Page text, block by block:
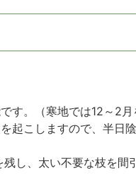
す。（寒地では12～2月
こしますので、半日
し、太い不要な枝を間